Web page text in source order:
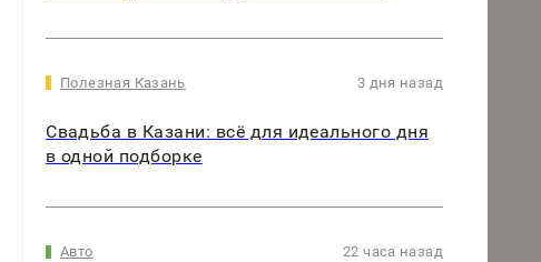
Полезная Казань 3 дня назад
Свадьба в Казани: всё для идеального дня
в одной подборке
Авто 22 часа назад